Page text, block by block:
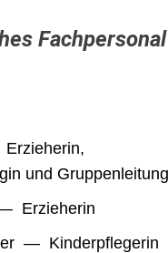
Fachpersonal
und
Erzieherin
— Kinderpflegerin